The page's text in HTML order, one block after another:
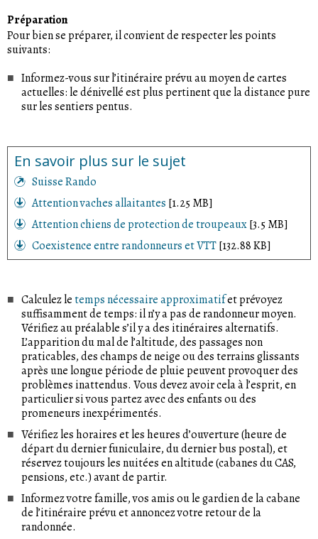
Préparation
Pour bien se préparer, il convient de respecter les points
suivants:
Informez-vous sur l’itinéraire prévu au moyen de cartes
actuelles: le dénivellé est plus pertinent que la distance pure
sur les sentiers pentus.
En savoir plus sur le sujet
Suisse Rando
Attention vaches allaitantes [1.25 MB]
Attention chiens de protection de troupeaux[3.5 MB]
Coexistence entre randonneurs et VTT[132.88 KB]
Calculez letemps nécessaire approximatifet prévoyez
suffisamment de temps: il n’y a pas de randonneur moyen.
Vérifiez au préalable s’il y a des itinéraires alternatifs.
L’apparition du mal de l’altitude, des passages non
praticables, des champs de neige ou des terrains glissants
après une longue période de pluie peuvent provoquer des
problèmes inattendus. Vous devez avoir cela à l’esprit, en
particulier si vous partez avec des enfants ou des
promeneurs inexpérimentés.
Vérifiez les horaires et les heures d’ouverture (heure de
départ du dernier funiculaire, du dernier bus postal), et
réservez toujours les nuitées en altitude (cabanes du CAS,
pensions, etc.) avant de partir.
Informez votre famille, vos amis ou le gardien de la cabane
de l’itinéraire prévu et annoncez votre retour de la
randonnée.